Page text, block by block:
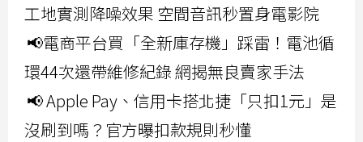
工地實測降噪效果 空間音訊秒置身電影院
📢電商平台買「全新庫存機」踩雷！電池循
環44次還帶維修紀錄 網揭無良賣家手法
📢 Apple Pay、信用卡搭北捷「只扣1元」是
沒刷到嗎？官方曝扣款規則秒懂